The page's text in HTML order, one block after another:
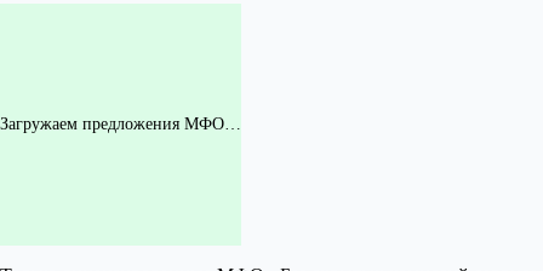
Загружаем предложения МФО…